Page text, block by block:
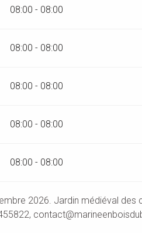
08:00 - 08:00
08:00 - 08:00
08:00 - 08:00
08:00 - 08:00
08:00 - 08:00
2026. Jardin médiéval des